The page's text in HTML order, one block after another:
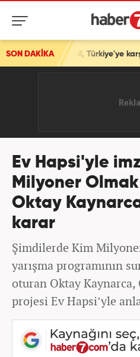
SON DAKİKA
Türkiye'ye karşı harekete
Ev Hapsi'yle
Milyoner
Oktay
karar
Şimdilerde Kim
yarışma programının
oturan Oktay Kaynarca,
projesi Ev Hapsi’yle